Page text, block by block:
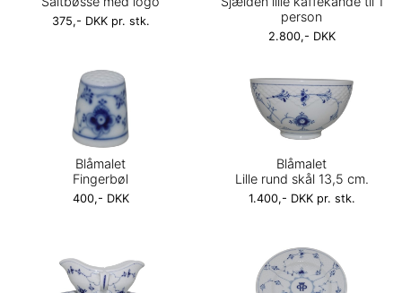
375,- DKK pr. stk.
person
2.800,- DKK
Blåmalet
Fingerbøl
400,- DKK
Blåmalet
Lille rund skål 13,5 cm.
1.400,- DKK pr. stk.